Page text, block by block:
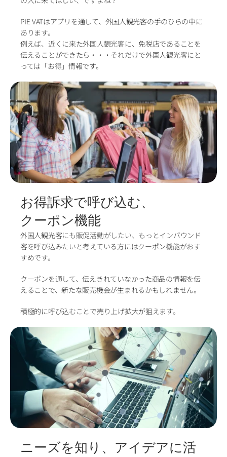
PIE VATはアプリを通して、外国人観光客の手のひらの中に
あります。
例えば、近くに来た外国人観光客に、免税店であることを
伝えることができたら・・・それだけで外国人観光客にと
っては「お得」情報です。
お得訴求で呼び込む、
クーポン機能
外国人観光客にも販促活動がしたい、もっとインバウンド
客を呼び込みたいと考えている方にはクーポン機能がおす
すめです。
クーポンを通して、伝えきれていなかった商品の情報を伝
えることで、新たな販売機会が生まれるかもしれません。
積極的に呼び込むことで売り上げ拡大が狙えます。
ニーズを知り、アイデアに活